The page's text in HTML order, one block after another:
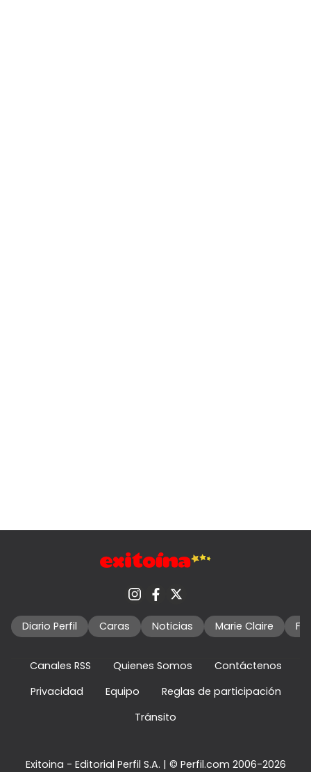
Diario Perfil Caras Noticias Marie Claire
Canales RSS Quienes Somos
Contáctenos
Privacidad
Equipo
Reglas de participación
Tránsito
Exitoina - Editorial Perfil S.A. | © Perfil.com 2006-2026